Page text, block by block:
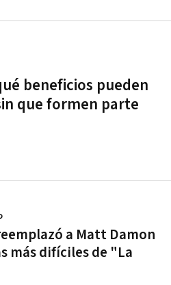
beneficios pueden
que formen parte
a Matt Damon
más difíciles de "La